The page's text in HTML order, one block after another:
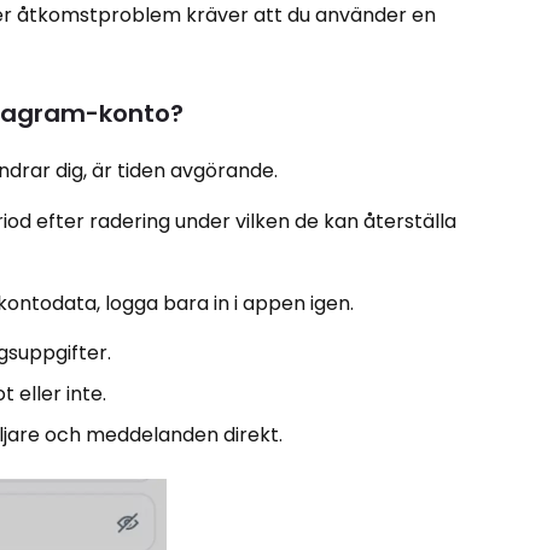
åtkomstproblem kräver att du använder en
konto?
dig, är tiden avgörande.
efter radering under vilken de kan återställa
logga bara in i appen igen.
eller inte.
och meddelanden direkt.